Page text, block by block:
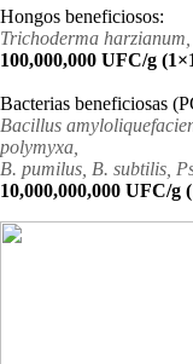
Hongos beneficiosos:
Trichoderma
100,000,000 UFC/g
Bacterias beneficiosas
Bacillus
polymyxa,
B. pumilus, B. subtilis,
10,000,000,000 UFC/g